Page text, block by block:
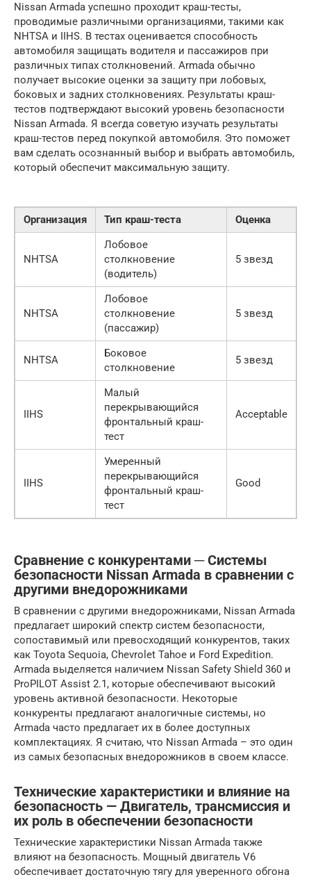
Nissan Armada успешно проходит краш-тесты,
проводимые различными организациями, такими как
NHTSA и IIHS. В тестах оценивается способность
автомобиля защищать водителя и пассажиров при
различных типах столкновений. Armada обычно
получает высокие оценки за защиту при лобовых,
боковых и задних столкновениях. Результаты краш-
тестов подтверждают высокий уровень безопасности
Nissan Armada. Я всегда советую изучать результаты
краш-тестов перед покупкой автомобиля. Это поможет
вам сделать осознанный выбор и выбрать автомобиль,
который обеспечит максимальную защиту.
Организация Тип краш-теста Оценка
NHTSA
Лобовое
столкновение
(водитель)
5 звезд
NHTSA
Лобовое
столкновение
(пассажир)
5 звезд
NHTSA
Боковое
столкновение
5 звезд
IIHS
Малый
перекрывающийся
фронтальный краш-
тест
Acceptable
IIHS
Умеренный
перекрывающийся
фронтальный краш-
тест
Good
Сравнение с конкурентами ─ Системы
безопасности Nissan Armada в сравнении с
другими внедорожниками
В сравнении с другими внедорожниками, Nissan Armada
предлагает широкий спектр систем безопасности,
сопоставимый или превосходящий конкурентов, таких
как Toyota Sequoia, Chevrolet Tahoe и Ford Expedition.
Armada выделяется наличием Nissan Safety Shield 360 и
ProPILOT Assist 2.1, которые обеспечивают высокий
уровень активной безопасности. Некоторые
конкуренты предлагают аналогичные системы, но
Armada часто предлагает их в более доступных
комплектациях. Я считаю, что Nissan Armada – это один
из самых безопасных внедорожников в своем классе.
Технические характеристики и влияние на
безопасность — Двигатель, трансмиссия и
их роль в обеспечении безопасности
Технические характеристики Nissan Armada также
влияют на безопасность. Мощный двигатель V6
обеспечивает достаточную тягу для уверенного обгона